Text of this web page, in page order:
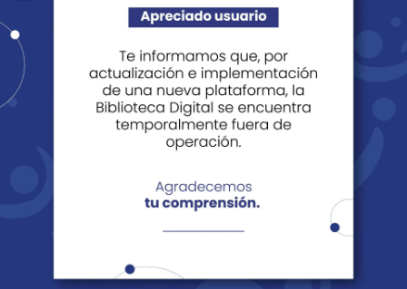
Entendido
Revista Fácil Vivir
Sedes Directorio Servicios En Línea